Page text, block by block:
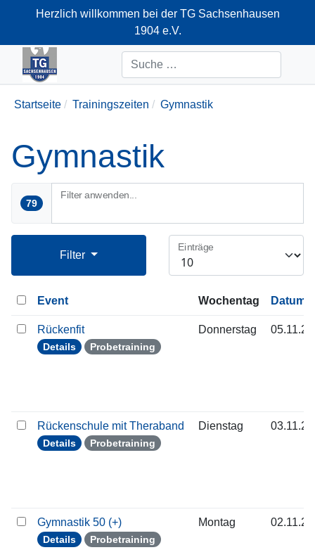
Herzlich willkommen bei der TG Sachsenhausen
1904 e.V.
+49-69-66374712
Suchen
Startseite Trainingszeiten Gymnastik
Gymnastik
79
Filter anwenden...
Filter
Einträge
Event Wochentag Datum
Rückenfit
Details Probetraining
Donnerstag
Rückenschule mit Theraband
Details Probetraining
Dienstag
Gymnastik 50 (+)
Details Probetraining
Montag